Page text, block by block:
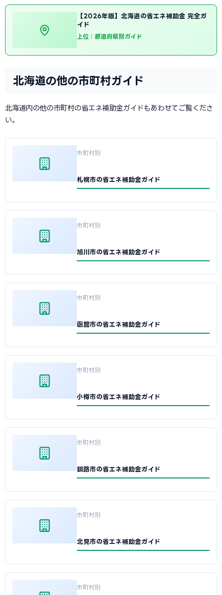
【2026年版】北海道の省エネ補助金 完全ガ
イド
上位：都道府県別ガイド
北海道の他の市町村ガイド
北海道内の他の市町村の省エネ補助金ガイドもあわせてご覧くださ
い。
市町村別
札幌市の省エネ補助金ガイド
市町村別
旭川市の省エネ補助金ガイド
市町村別
函館市の省エネ補助金ガイド
市町村別
小樽市の省エネ補助金ガイド
市町村別
釧路市の省エネ補助金ガイド
市町村別
北見市の省エネ補助金ガイド
市町村別